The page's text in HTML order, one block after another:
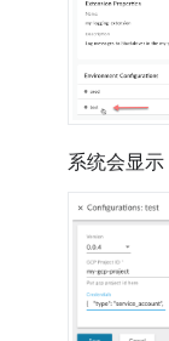
系统会显示